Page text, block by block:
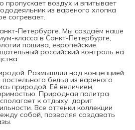
воздух и впитывает
из вареного хлопка
согревает.
Петербурге. Мы создаём наше
класса в Санкт-Петербурге,
пошива, европейские
российский контроль на
Размышляя над концепцией
белья из вареного
природой. Её величием,
Природная палитра
к отдыху, дарит
Все оттенки коллекции
собой, позволяя создавать